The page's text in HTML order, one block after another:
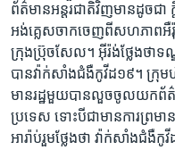
ព័ត៌មាន​អន្តរជាតិ​វិញ​មាន​ដូចជា ក្
អង់គ្លេ​សចាក​ចេញ​​ពី​សហភាព​
ក្រុង​ប្រ៊ុចសែល។ អ៊ីរ៉ង់​ថ្លែង​​ថា​​ទ
បាន​​វ៉ាក់សាំង​​ជំងឺ​កូវីដ​១៩។ ក្
មាន​រដ្ឋ​មួយ​បាន​លួច​ចូល​​យក​ព័
ប្រទេស​​ ទោះ​បី​ជា​មាន​ការ​ព្រមា
អារ៉ាប់រួម​ថ្លែង​ថា​ វ៉ាក់សាំង​​ជំ